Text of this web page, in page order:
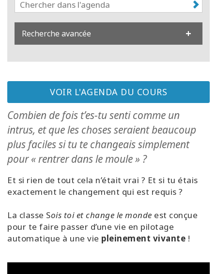
propos
Access
Bars
régions
Classes
Facilitateurs
Shop
More
Recherche avancée
VOIR L'AGENDA DU COURS
Combien de fois t’es-tu senti comme un
intrus, et que les choses seraient beaucoup
plus faciles si tu te changeais simplement
pour « rentrer dans le moule » ?
Et si rien de tout cela n’était vrai ? Et si tu étais
exactement le changement qui est requis ?
La classe Sois toi et change le monde est conçue
pour te faire passer d’une vie en pilotage
automatique à une vie pleinement vivante !